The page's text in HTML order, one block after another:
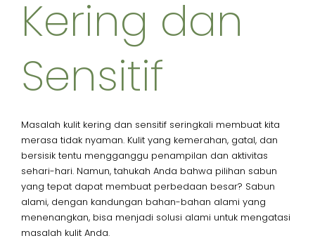
Kering dan
Sensitif
Masalah kulit kering dan sensitif seringkali membuat kita
merasa tidak nyaman. Kulit yang kemerahan, gatal, dan
bersisik tentu mengganggu penampilan dan aktivitas
sehari-hari. Namun, tahukah Anda bahwa pilihan sabun
yang tepat dapat membuat perbedaan besar? Sabun
alami, dengan kandungan bahan-bahan alami yang
menenangkan, bisa menjadi solusi alami untuk mengatasi
masalah kulit Anda.